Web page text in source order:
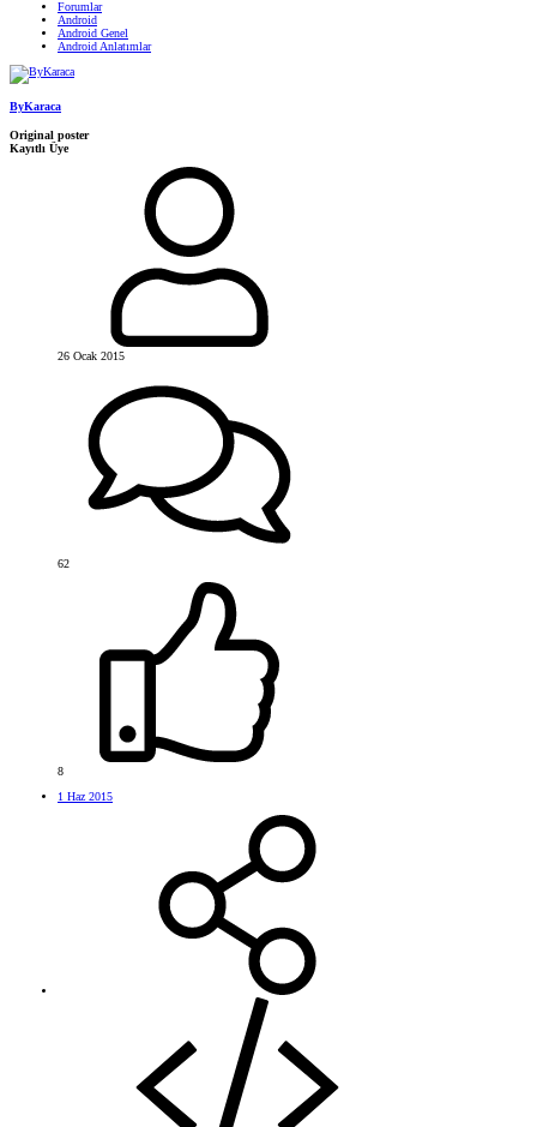
Forumlar
Android
Android Genel
Android Anlatımlar
ByKaraca
Original poster
Kayıtlı Üye
26 Ocak 2015
62
8
1 Haz 2015